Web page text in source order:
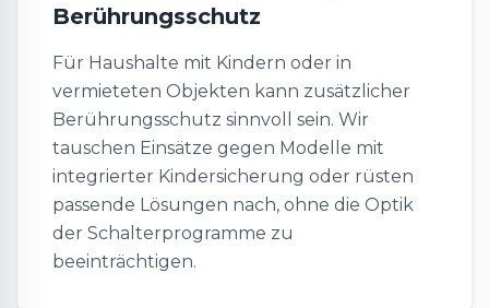
Berührungsschutz
Für Haushalte mit Kindern oder in
vermieteten Objekten kann zusätzlicher
Berührungsschutz sinnvoll sein. Wir
tauschen Einsätze gegen Modelle mit
integrierter Kindersicherung oder rüsten
passende Lösungen nach, ohne die Optik
der Schalterprogramme zu
beeinträchtigen.